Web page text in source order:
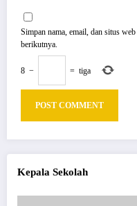
Simpan nama, email, dan situs
berikutnya.
8 − = tiga
Kepala Sekolah